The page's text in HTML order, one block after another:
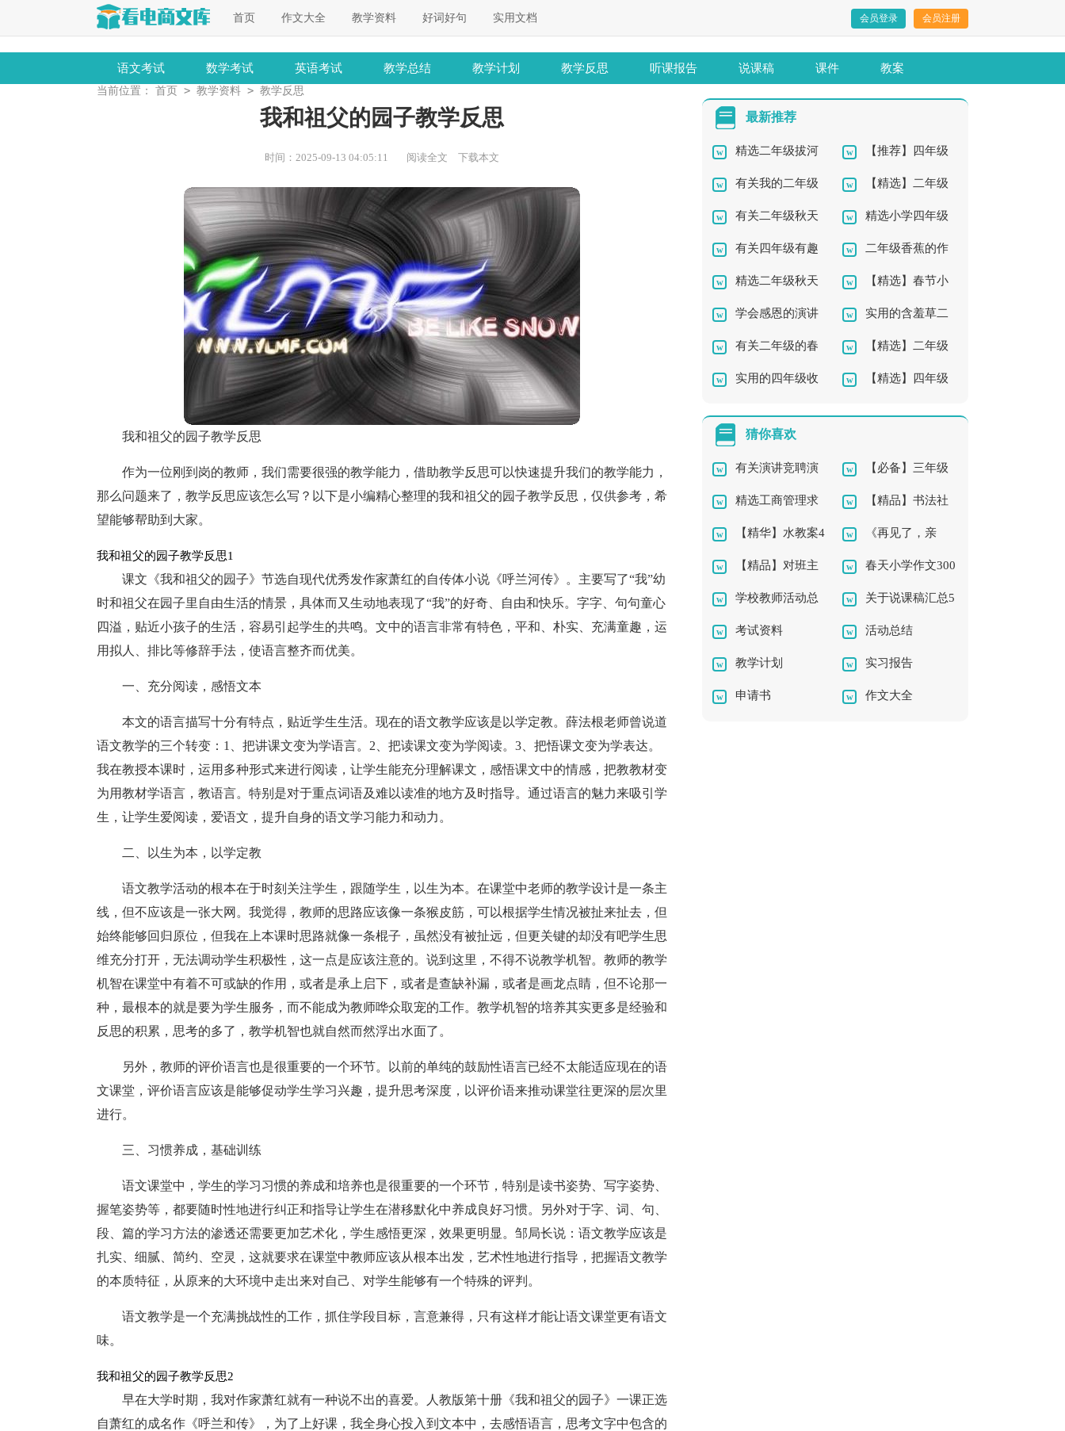
首页 作文大全 教学资料 好词好句 实用文档 会员登录 会员注册
语文考试 数学考试 英语考试 教学总结 教学计划 教学反思 听课报告 说课稿 课件 教案
当前位置： 首页 > 教学资料 > 教学反思
我和祖父的园子教学反思
时间：2025-09-13 04:05:11 阅读全文 下载本文
我和祖父的园子教学反思
作为一位刚到岗的教师，我们需要很强的教学能力，借助教学反思可以快速提升我们的教学能力，
那么问题来了，教学反思应该怎么写？以下是小编精心整理的我和祖父的园子教学反思，仅供参考，希
望能够帮助到大家。
我和祖父的园子教学反思1
课文《我和祖父的园子》节选自现代优秀发作家萧红的自传体小说《呼兰河传》。主要写了“我”幼
时和祖父在园子里自由生活的情景，具体而又生动地表现了“我”的好奇、自由和快乐。字字、句句童心
四溢，贴近小孩子的生活，容易引起学生的共鸣。文中的语言非常有特色，平和、朴实、充满童趣，运
用拟人、排比等修辞手法，使语言整齐而优美。
一、充分阅读，感悟文本
本文的语言描写十分有特点，贴近学生生活。现在的语文教学应该是以学定教。薛法根老师曾说道
语文教学的三个转变：1、把讲课文变为学语言。2、把读课文变为学阅读。3、把悟课文变为学表达。
我在教授本课时，运用多种形式来进行阅读，让学生能充分理解课文，感悟课文中的情感，把教教材变
为用教材学语言，教语言。特别是对于重点词语及难以读准的地方及时指导。通过语言的魅力来吸引学
生，让学生爱阅读，爱语文，提升自身的语文学习能力和动力。
二、以生为本，以学定教
语文教学活动的根本在于时刻关注学生，跟随学生，以生为本。在课堂中老师的教学设计是一条主
线，但不应该是一张大网。我觉得，教师的思路应该像一条猴皮筋，可以根据学生情况被扯来扯去，但
始终能够回归原位，但我在上本课时思路就像一条棍子，虽然没有被扯远，但更关键的却没有吧学生思
维充分打开，无法调动学生积极性，这一点是应该注意的。说到这里，不得不说教学机智。教师的教学
机智在课堂中有着不可或缺的作用，或者是承上启下，或者是查缺补漏，或者是画龙点睛，但不论那一
种，最根本的就是要为学生服务，而不能成为教师哗众取宠的工作。教学机智的培养其实更多是经验和
反思的积累，思考的多了，教学机智也就自然而然浮出水面了。
另外，教师的评价语言也是很重要的一个环节。以前的单纯的鼓励性语言已经不太能适应现在的语
文课堂，评价语言应该是能够促动学生学习兴趣，提升思考深度，以评价语来推动课堂往更深的层次里
进行。
三、习惯养成，基础训练
语文课堂中，学生的学习习惯的养成和培养也是很重要的一个环节，特别是读书姿势、写字姿势、
握笔姿势等，都要随时性地进行纠正和指导让学生在潜移默化中养成良好习惯。另外对于字、词、句、
段、篇的学习方法的渗透还需要更加艺术化，学生感悟更深，效果更明显。邹局长说：语文教学应该是
扎实、细腻、简约、空灵，这就要求在课堂中教师应该从根本出发，艺术性地进行指导，把握语文教学
的本质特征，从原来的大环境中走出来对自己、对学生能够有一个特殊的评判。
语文教学是一个充满挑战性的工作，抓住学段目标，言意兼得，只有这样才能让语文课堂更有语文
味。
我和祖父的园子教学反思2
早在大学时期，我对作家萧红就有一种说不出的喜爱。人教版第十册《我和祖父的园子》一课正选
自萧红的成名作《呼兰和传》，为了上好课，我全身心投入到文本中，去感悟语言，思考文字中包含的
最新推荐
精选二年级拔河
作文300字4篇
【推荐】四年级
记事作文锦集十篇
有关我的二年级
作文300字汇总5篇
【精选】二年级
想象作文汇编六篇
有关二年级秋天
作文4篇
精选小学四年级
秋天作文300字合集9
篇
有关四年级有趣
的作文4篇
二年级香蕉的作
文锦集八篇
精选二年级秋天
作文300字5篇
【精选】春节小
学四年级作文集锦9篇
学会感恩的演讲
稿15篇
实用的含羞草二
年级作文300字4篇
有关二年级的春
天作文四篇
【精选】二年级
下册作文汇总六篇
实用的四年级收 【精选】四年级
猜你喜欢
有关演讲竞聘演
讲稿模板集合五篇
【必备】三年级
的作文300字合集5篇
精选工商管理求
职信3篇
【精品】书法社
团及活动总结三篇
【精华】水教案4
篇
《再见了，亲
人》教学反思
【精品】对班主
任的工作计划汇编八
篇
春天小学作文300
字三篇
学校教师活动总
结3篇
关于说课稿汇总5
篇
考试资料 活动总结
教学计划 实习报告
申请书 作文大全